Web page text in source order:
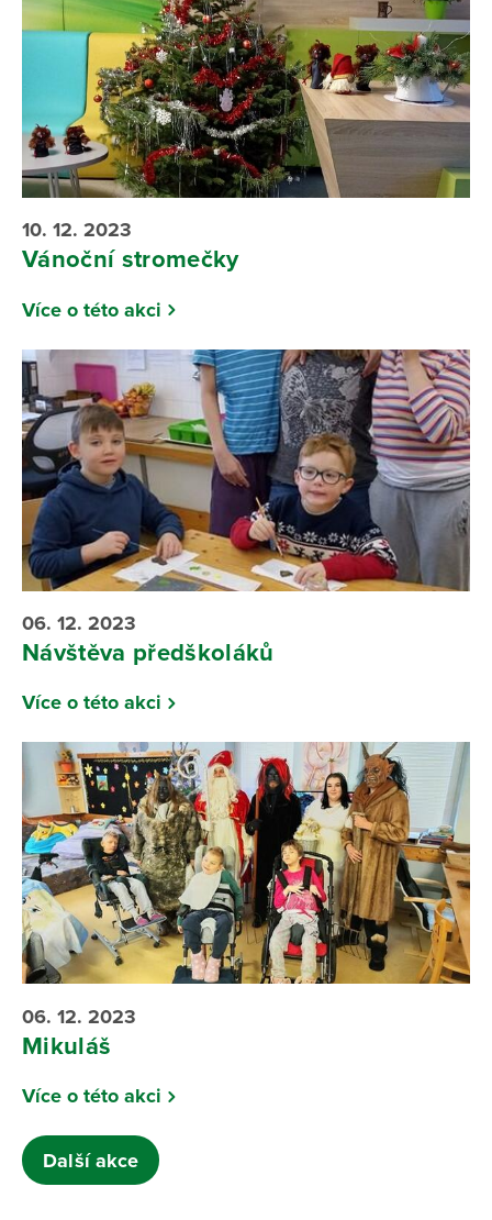
10. 12. 2023
Vánoční stromečky
Více o této akci
06. 12. 2023
Návštěva předškoláků
Více o této akci
06. 12. 2023
Mikuláš
Více o této akci
Další akce